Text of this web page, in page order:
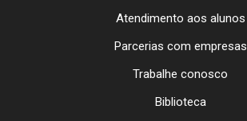
Atendimento aos alunos
Parcerias com empresas
Trabalhe conosco
Biblioteca